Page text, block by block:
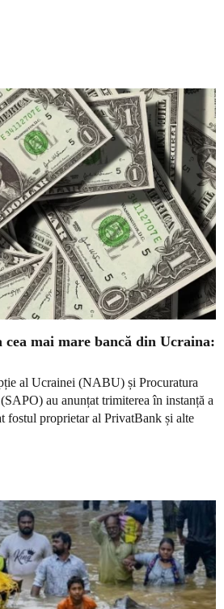
mai mare bancă din Ucraina:
al Ucrainei (NABU) și Procuratura
au anunțat trimiterea în instanță a
fostul proprietar al PrivatBank și alte